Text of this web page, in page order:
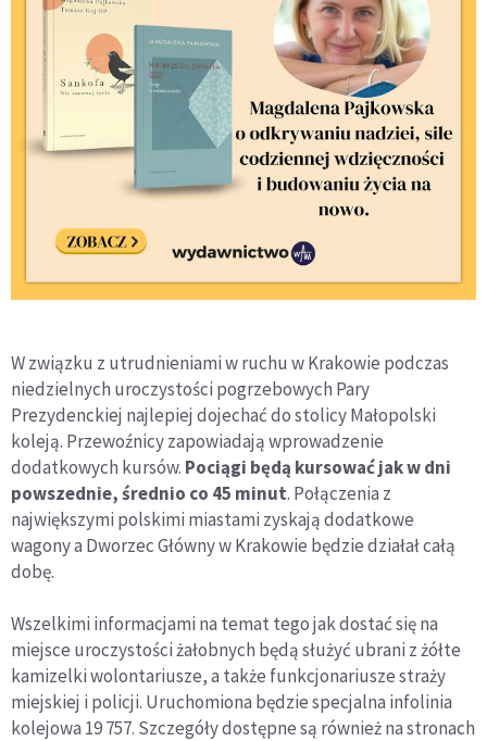
W związku z utrudnieniami w ruchu w Krakowie podczas
niedzielnych uroczystości pogrzebowych Pary
Prezydenckiej najlepiej dojechać do stolicy Małopolski
koleją. Przewoźnicy zapowiadają wprowadzenie
dodatkowych kursów. Pociągi będą kursować jak w dni
powszednie, średnio co 45 minut. Połączenia z
największymi polskimi miastami zyskają dodatkowe
wagony a Dworzec Główny w Krakowie będzie działał całą
dobę.
Wszelkimi informacjami na temat tego jak dostać się na
miejsce uroczystości żałobnych będą służyć ubrani z żółte
kamizelki wolontariusze, a także funkcjonariusze straży
miejskiej i policji. Uruchomiona będzie specjalna infolinia
kolejowa 19 757. Szczegóły dostępne są również na stronach